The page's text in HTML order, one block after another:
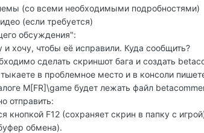
(со всеми необходимыми подробностями)
(если требуется)
обсуждения":
хочу, чтобы её исправили. Куда сообщить?
сделать скриншот бага и создать
в проблемное место и в консоли
M[FR]\game будет лежать файл
отправить:
кнопкой F12 (сохраняет скрин в папку с
обмена).